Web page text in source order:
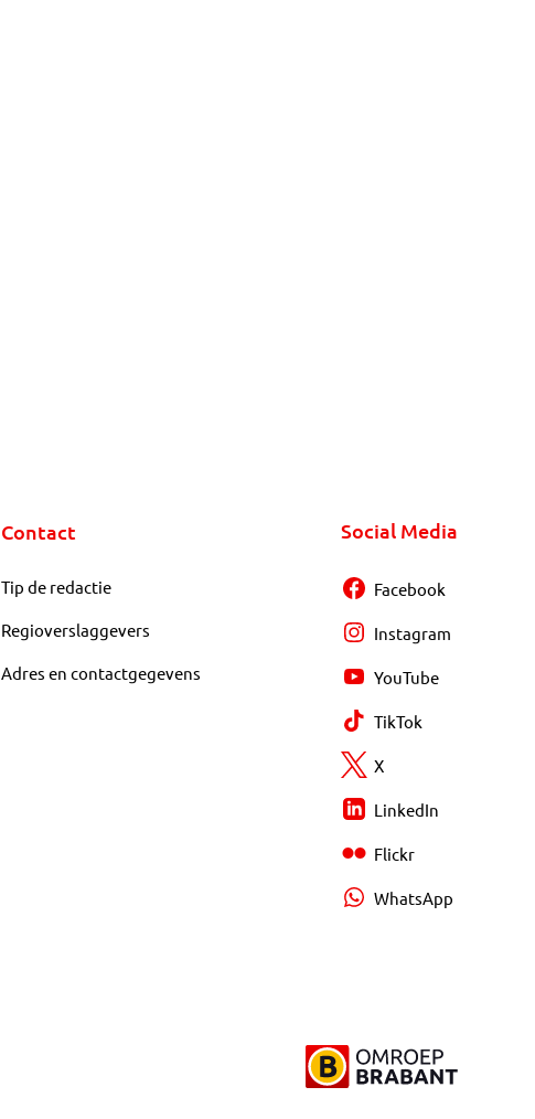
Contact
Tip de redactie
Regioverslaggevers
Adres en contactgegevens
Social Media
Facebook
Instagram
YouTube
TikTok
X
LinkedIn
Flickr
WhatsApp